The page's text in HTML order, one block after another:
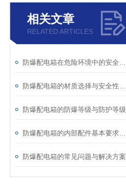
相关文章
RELATED ARTICLES
防爆配电箱的防爆等级与防护等级
防爆配电箱的常见问题与解决方案